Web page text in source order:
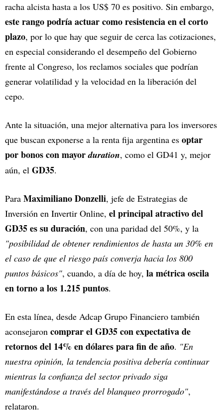
racha alcista hasta a los US$ 70 es positivo. Sin embargo,
este rango podría actuar como resistencia en el corto
plazo, por lo que hay que seguir de cerca las cotizaciones,
en especial considerando el desempeño del Gobierno
frente al Congreso, los reclamos sociales que podrían
generar volatilidad y la velocidad en la liberación del
cepo.
Ante la situación, una mejor alternativa para los inversores
que buscan exponerse a la renta fija argentina es optar
por bonos con mayorduration, como el GD41 y, mejor
aún, el GD35.
Para Maximiliano Donzelli, jefe de Estrategias de
Inversión en Invertir Online, el principal atractivo del
GD35 es su duración, con una paridad del 50%, y la
"posibilidad de obtener rendimientos de hasta un 30% en
el caso de que el riesgo país converja hacia los 800
puntos básicos", cuando, a día de hoy, la métrica oscila
en torno a los 1.215 puntos.
En esta línea, desde Adcap Grupo Financiero también
aconsejaron comprar el GD35 con expectativa de
retornos del 14% en dólares para fin de año. "En
nuestra opinión, la tendencia positiva debería continuar
mientras la confianza del sector privado siga
manifestándose a través del blanqueo prorrogado",
relataron.